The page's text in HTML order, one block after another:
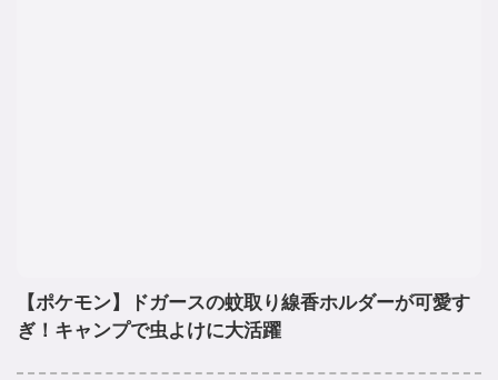
【ポケモン】ドガースの蚊取り線香ホルダーが可愛す
ぎ！キャンプで虫よけに大活躍